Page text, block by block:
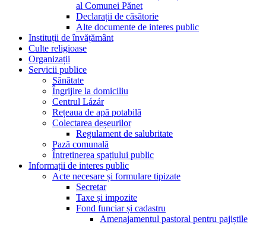
al Comunei Pănet
Declarații de căsătorie
Alte documente de interes public
Instituții de învățământ
Culte religioase
Organizații
Servicii publice
Sănătate
Îngrijire la domiciliu
Centrul Lázár
Rețeaua de apă potabilă
Colectarea deșeurilor
Regulament de salubritate
Pază comunală
Întreținerea spațiului public
Informații de interes public
Acte necesare și formulare tipizate
Secretar
Taxe și impozite
Fond funciar și cadastru
Amenajamentul pastoral pentru pajiștile